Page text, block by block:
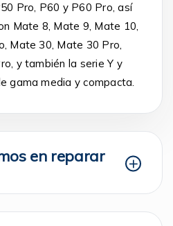
Pro, P60 y P60 Pro, así
Mate 8, Mate 9, Mate 10,
Mate 30, Mate 30 Pro,
y también la serie Y y
gama media y compacta.
en reparar